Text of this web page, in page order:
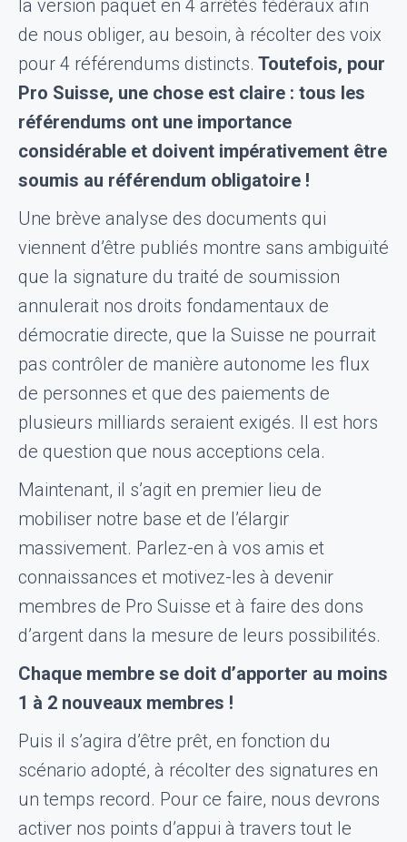
la version paquet en 4 arrêtés fédéraux afin
de nous obliger, au besoin, à récolter des voix
pour 4 référendums distincts. Toutefois, pour
Pro Suisse, une chose est claire : tous les
référendums ont une importance
considérable et doivent impérativement être
soumis au référendum obligatoire !
Une brève analyse des documents qui
viennent d’être publiés montre sans ambiguïté
que la signature du traité de soumission
annulerait nos droits fondamentaux de
démocratie directe, que la Suisse ne pourrait
pas contrôler de manière autonome les flux
de personnes et que des paiements de
plusieurs milliards seraient exigés. Il est hors
de question que nous acceptions cela.
Maintenant, il s’agit en premier lieu de
mobiliser notre base et de l’élargir
massivement. Parlez-en à vos amis et
connaissances et motivez-les à devenir
membres de Pro Suisse et à faire des dons
d’argent dans la mesure de leurs possibilités.
Chaque membre se doit d’apporter au moins
1 à 2 nouveaux membres !
Puis il s’agira d’être prêt, en fonction du
scénario adopté, à récolter des signatures en
un temps record. Pour ce faire, nous devrons
activer nos points d’appui à travers tout le